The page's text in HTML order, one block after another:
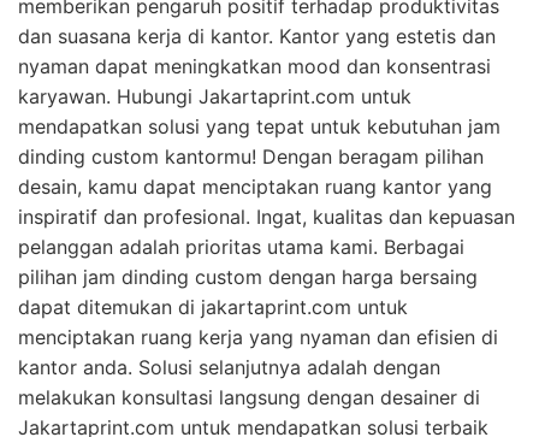
memberikan pengaruh positif terhadap produktivitas
dan suasana kerja di kantor. Kantor yang estetis dan
nyaman dapat meningkatkan mood dan konsentrasi
karyawan. Hubungi Jakartaprint.com untuk
mendapatkan solusi yang tepat untuk kebutuhan jam
dinding custom kantormu! Dengan beragam pilihan
desain, kamu dapat menciptakan ruang kantor yang
inspiratif dan profesional. Ingat, kualitas dan kepuasan
pelanggan adalah prioritas utama kami. Berbagai
pilihan jam dinding custom dengan harga bersaing
dapat ditemukan di jakartaprint.com untuk
menciptakan ruang kerja yang nyaman dan efisien di
kantor anda. Solusi selanjutnya adalah dengan
melakukan konsultasi langsung dengan desainer di
Jakartaprint.com untuk mendapatkan solusi terbaik